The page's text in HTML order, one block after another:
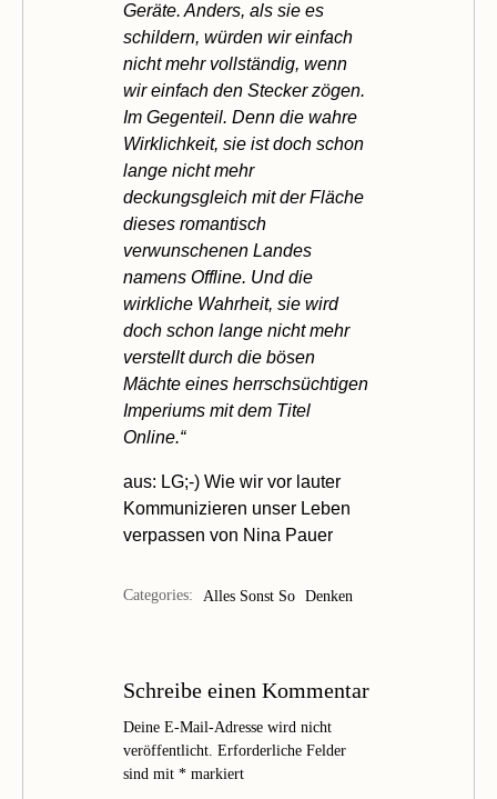
Geräte. Anders, als sie es
schildern, würden wir einfach
nicht mehr vollständig, wenn
wir einfach den Stecker zögen.
Im Gegenteil. Denn die wahre
Wirklichkeit, sie ist doch schon
lange nicht mehr
deckungsgleich mit der Fläche
dieses romantisch
verwunschenen Landes
namens Offline. Und die
wirkliche Wahrheit, sie wird
doch schon lange nicht mehr
verstellt durch die bösen
Mächte eines herrschsüchtigen
Imperiums mit dem Titel
Online.“
aus: LG;-) Wie wir vor lauter
Kommunizieren unser Leben
verpassen von Nina Pauer
Categories: Alles Sonst So Denken
Schreibe einen Kommentar
Deine E-Mail-Adresse wird nicht
veröffentlicht. Erforderliche Felder
sind mit * markiert